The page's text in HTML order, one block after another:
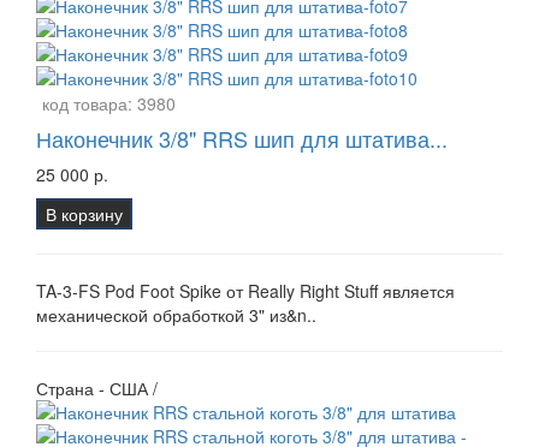
код товара: 3980
Наконечник 3/8" RRS шип для штатива...
25 000 р.
В корзину
TA-3-FS Pod Foot Spike от Really Right Stuff является
механической обработкой 3" из&n..
Страна - США /